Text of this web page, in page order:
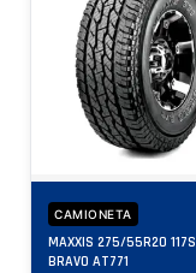
CAMIONETA
MAXXIS 275/55R20 117S
BRAVO AT771